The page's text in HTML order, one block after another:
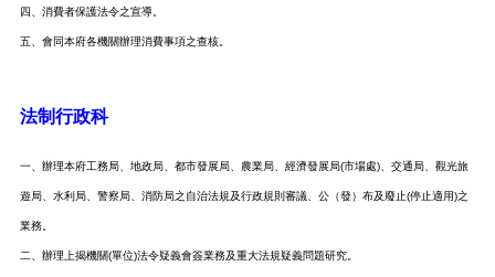
四、消費者保護法令之宣導。
五、會同本府各機關辦理消費事項之查核。
法制行政科
一、辦理本府工務局、地政局、都市發展局、農業局、經濟發展局(市場處)、交通局、觀光旅
遊局、水利局、警察局、消防局之自治法規及行政規則審議、公（發）布及廢止(停止適用)之
業務。
二、辦理上揭機關(單位)法令疑義會簽業務及重大法規疑義問題研究。